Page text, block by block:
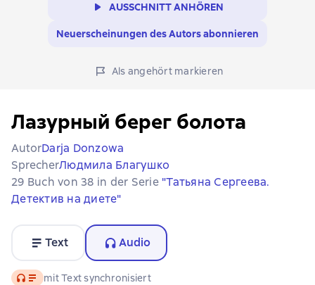
AUSSCHNITT ANHÖREN
Neuerscheinungen des Autors abonnieren
Als angehört markieren
Лазурный берег болота
AutorDarja Donzowa
SprecherЛюдмила Благушко
29 Buch von 38 in der Serie "Татьяна Сергеева.
Детектив на диете"
Text Audio
Audio mit Text synchronisiert